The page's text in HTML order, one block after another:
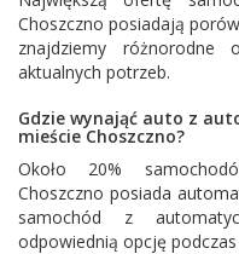
Choszczno posiadają
znajdziemy różnorodne
aktualnych potrzeb.
Gdzie wynająć auto z
mieście Choszczno?
Około 20%
Choszczno posiada
samochód z
odpowiednią opcję